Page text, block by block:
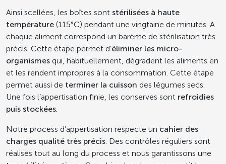
Ainsi scellées, les boîtes sont stérilisées à haute
température (115°C) pendant une vingtaine de minutes. A
chaque aliment correspond un barème de stérilisation très
précis. Cette étape permet d’éliminer les micro-
organismes qui, habituellement, dégradent les aliments en
et les rendent impropres à la consommation. Cette étape
permet aussi de terminer la cuisson des légumes secs.
Une fois l’appertisation finie, les conserves sont refroidies
puis stockées
Notre process d’appertisation respecte un cahier des
charges qualité très précis . Des contrôles réguliers sont
réalisés tout au long du process et nous garantissons une